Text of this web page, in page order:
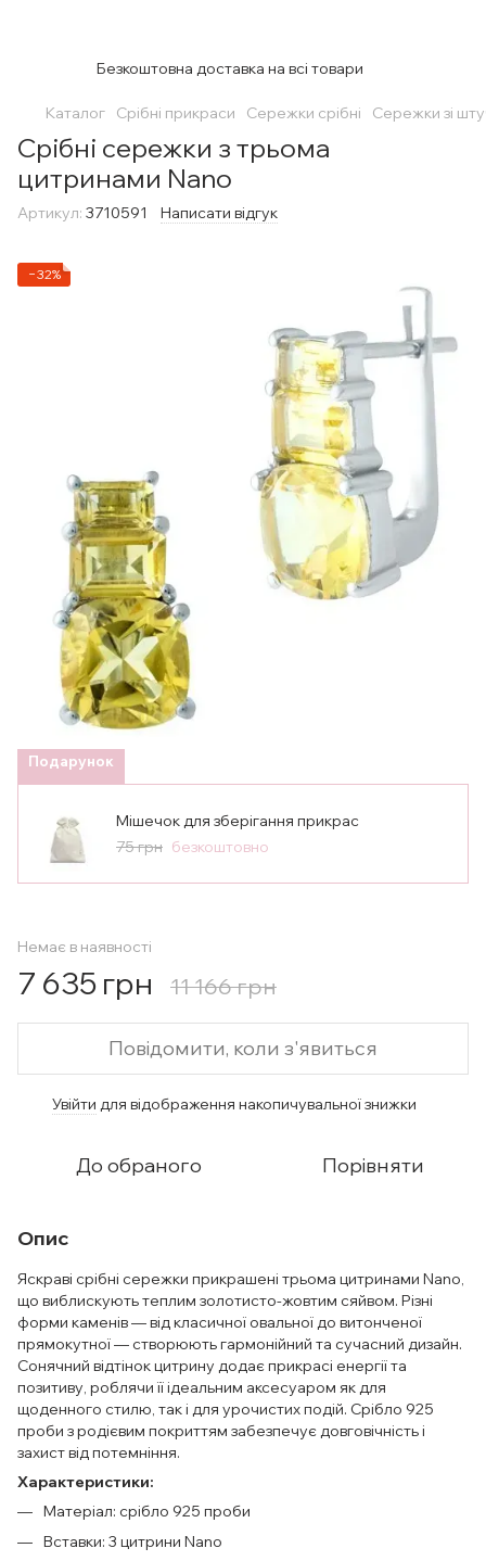
Безкоштовна доставка на всі товари
Каталог Срібні прикраси Сережки срібні Сережки зі
Срібні сережки з трьома
цитринами Nano
Артикул: 3710591 Написати відгук
−32%
Подарунок
Мішечок для зберігання прикрас
75 грн безкоштовно
Немає в наявності
7 635 грн 11 166 грн
Повідомити, коли з'явиться
Увійти для відображення накопичувальної знижки
До обраного Порівняти
Опис
Яскраві срібні сережки прикрашені трьома цитринами Nano,
що виблискують теплим золотисто-жовтим сяйвом. Різні
форми каменів — від класичної овальної до витонченої
прямокутної — створюють гармонійний та сучасний дизайн.
Сонячний відтінок цитрину додає прикрасі енергії та
позитиву, роблячи її ідеальним аксесуаром як для
щоденного стилю, так і для урочистих подій. Срібло 925
проби з родієвим покриттям забезпечує довговічність і
захист від потемніння.
Характеристики:
Матеріал: срібло 925 проби
Вставки: 3 цитрини Nano